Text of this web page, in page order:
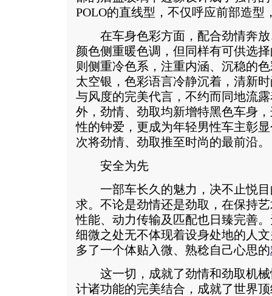
POLO的直线型，不仅呼应前部造型
在车身色彩方面，配合劲情奔放
颜色侧重暖色调，但同样有可供选
则侧重冷色系，注重内涵、沉稳的
太空银，色彩语言冷静沉着，清新
与风度的完美代言，不约而同地流
外，劲情、劲取均新增特黑色车身
性的钟爱，更成为年轻男性车主彰
次将劲情、劲取推至时尚的最前沿。
安全为先
一部车长久的魅力，决不止悦目
求。不论是劲情还是劲取，在保持
性能、动力传输及匹配也日臻完善
细微之处无不体现着设身处地的人
多了一个体贴入微、熟稔自己心思的
这一切，成就了劲情和劲取机械
计诸功能的完美结合，成就了世界